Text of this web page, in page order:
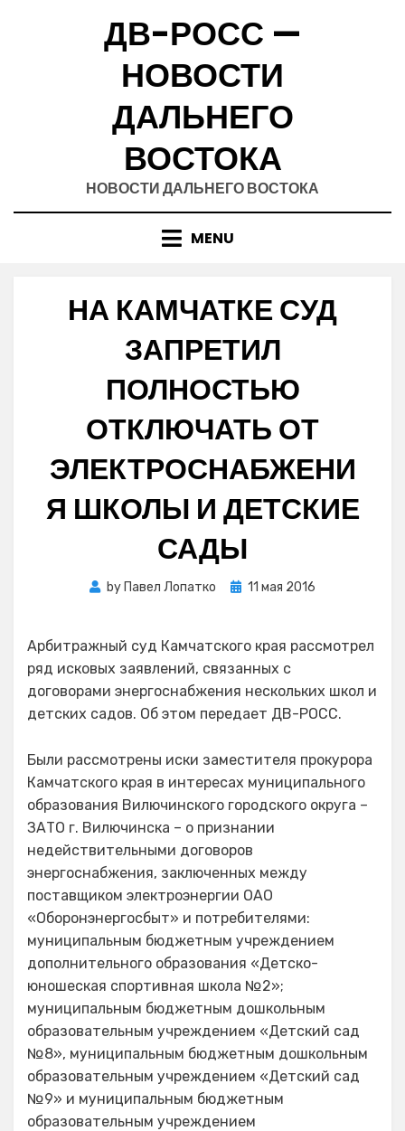
ДВ-РОСС —
НОВОСТИ
ДАЛЬНЕГО
ВОСТОКА
НОВОСТИ ДАЛЬНЕГО ВОСТОКА
MENU
НА КАМЧАТКЕ СУД
ЗАПРЕТИЛ
ПОЛНОСТЬЮ
ОТКЛЮЧАТЬ ОТ
ЭЛЕКТРОСНАБЖЕНИ
Я ШКОЛЫ И ДЕТСКИЕ
САДЫ
by Павел Лопатко
Posted
11 мая 2016
Арбитражный суд Камчатского края рассмотрел
ряд исковых заявлений, связанных с
договорами энергоснабжения нескольких школ и
детских садов. Об этом передает ДВ-РОСС.
Были рассмотрены иски заместителя прокурора
Камчатского края в интересах муниципального
образования Вилючинского городского округа –
ЗАТО г. Вилючинска – о признании
недействительными договоров
энергоснабжения, заключенных между
поставщиком электроэнергии ОАО
«Оборонэнергосбыт» и потребителями:
муниципальным бюджетным учреждением
дополнительного образования «Детско-
юношеская спортивная школа №2»;
муниципальным бюджетным дошкольным
образовательным учреждением «Детский сад
№8», муниципальным бюджетным дошкольным
образовательным учреждением «Детский сад
№9» и муниципальным бюджетным
образовательным учреждением